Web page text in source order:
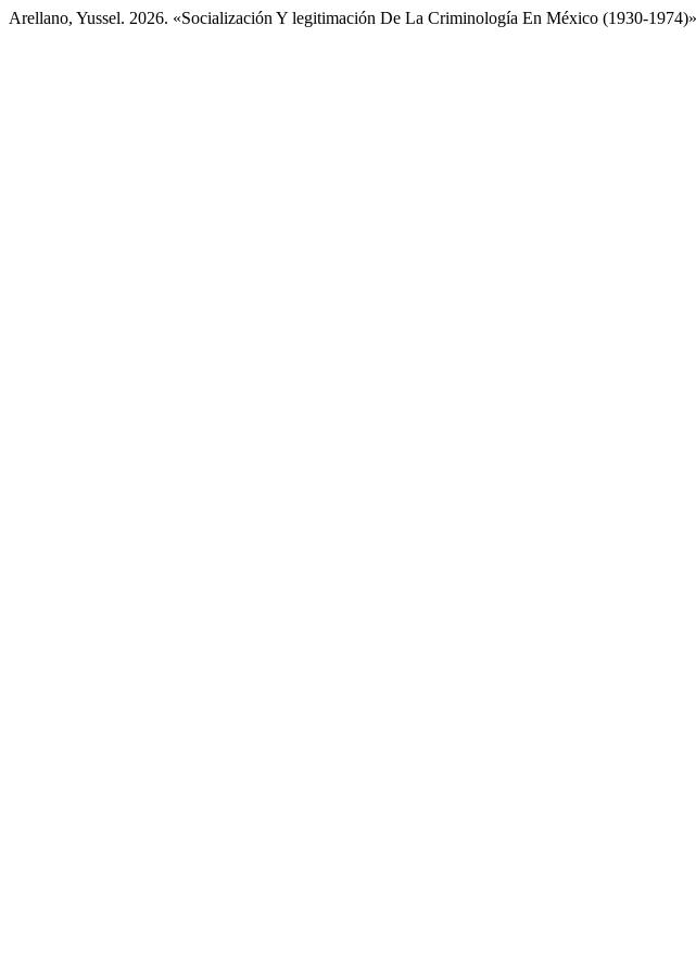
Arellano, Yussel. 2026. «Socialización Y legitimación De La Criminología En México (1930-